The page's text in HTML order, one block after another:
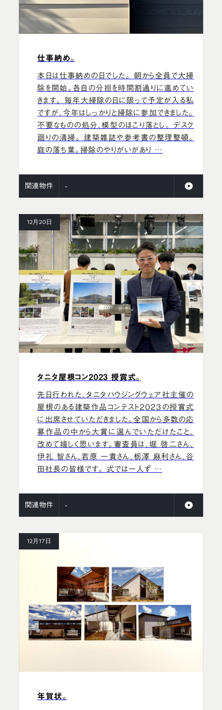
仕事納め。
本日は仕事納めの日でした。 朝から全員で大掃
除を開始。各自の分担を時間割通りに進めてい
きます。 毎年大掃除の日に限って予定が入る私
ですが、今年はしっかりと掃除に参加できました。
不要なものの処分、模型のほこり落とし。 デスク
廻りの清掃。 建築雑誌や参考書の整理整頓。
庭の落ち葉。掃除のやりがいがあり …
関連物件 -
12月20日
タニタ屋根コン2023 授賞式。
先日行われた、タニタハウジングウェア社主催の
屋根のある建築作品コンテスト2023の授賞式
に出席させていただきました。全国から多数の応
募作品の中から大賞に選んでいただけたこと、
改めて嬉しく思います。審査員は、堀 啓二さん、
伊礼 智さん、若原 一貴さん、栃澤 麻利さん、谷
田社長の皆様です。 式では一人ず …
関連物件 -
12月17日
年賀状。